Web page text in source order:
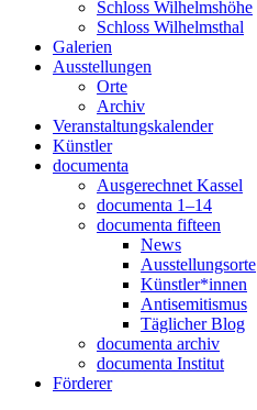
Schloss Wilhelmshöhe
Schloss Wilhelmsthal
Galerien
Ausstellungen
Orte
Archiv
Veranstaltungskalender
Künstler
documenta
Ausgerechnet Kassel
documenta 1–14
documenta fifteen
News
Ausstellungsorte
Künstler*innen
Antisemitismus
Täglicher Blog
documenta archiv
documenta Institut
Förderer